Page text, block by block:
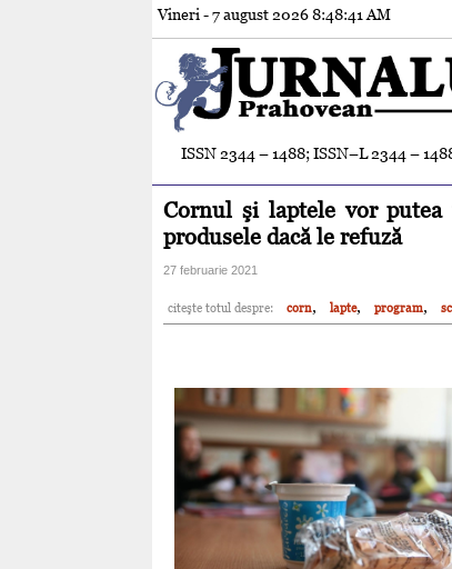
Vineri - 7 august 20268:48:42 AM
ISSN 2344 – 1488; ISSN–L 2344 –
Cornul şi laptele vor
produsele dacă le refuză
27 februarie 2021
citeşte totul despre: corn, lapte, program,